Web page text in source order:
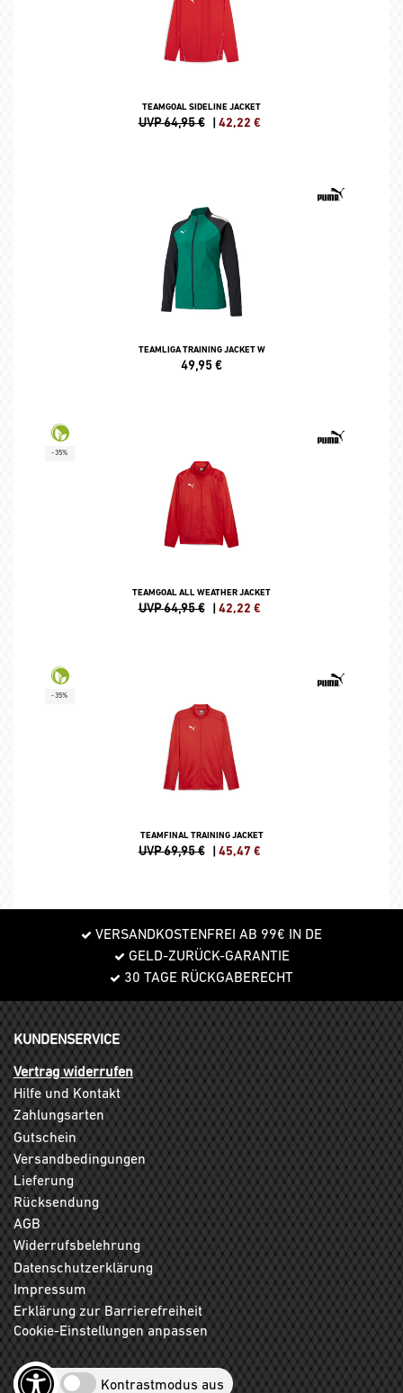
TEAMGOAL SIDELINE JACKET
UVP 64,95 € | 42,22 €
TEAMLIGA TRAINING JACKET W
49,95€
-35%
TEAMGOAL ALL WEATHER JACKET
UVP 64,95 € | 42,22 €
-35%
TEAMFINAL TRAINING JACKET
UVP 69,95 € | 45,47 €
VERSANDKOSTENFREI AB 99€ IN DE
GELD-ZURÜCK-GARANTIE
30 TAGE RÜCKGABERECHT
KUNDENSERVICE
Vertrag widerrufen
Hilfe und Kontakt
Zahlungsarten
Gutschein
Versandbedingungen
Lieferung
Rücksendung
AGB
Widerrufsbelehrung
Datenschutzerklärung
Impressum
Erklärung zur Barrierefreiheit
Cookie-Einstellungen anpassen
Kontrastmodus aus